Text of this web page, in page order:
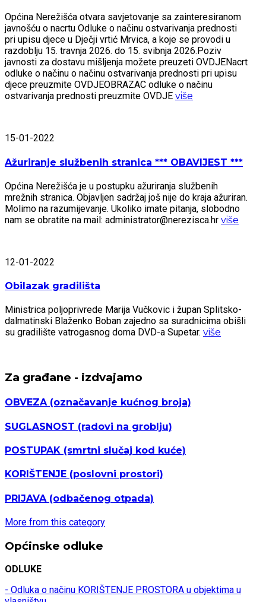
Općina Nerežišća otvara savjetovanje sa zainteresiranom
javnošću o nacrtu Odluke o načinu ostvarivanja prednosti
pri upisu djece u Dječji vrtić Mrvica, a koje se provodi u
razdoblju 15. travnja 2026. do 15. svibnja 2026.Poziv
javnosti za dostavu mišljenja možete preuzeti OVDJENacrt
odluke o načinu o načinu ostvarivanja prednosti pri upisu
djece preuzmite OVDJEOBRAZAC odluke o načinu
ostvarivanja prednosti preuzmite OVDJE više
15-01-2022
Ažuriranje službenih stranica *** OBAVIJEST ***
Općina Nerežišća je u postupku ažuriranja službenih
mrežnih stranica. Objavljen sadržaj još nije do kraja ažuriran.
Molimo na razumijevanje. Ukoliko imate pitanja, slobodno
nam se obratite na mail: administrator@nerezisca.hr više
12-01-2022
Obilazak gradilišta
Ministrica poljoprivrede Marija Vučkovic i župan Splitsko-
dalmatinski Blaženko Boban zajedno sa suradnicima obišli
su gradilište vatrogasnog doma DVD-a Supetar. više
Za građane - izdvajamo
OBVEZA(označavanje kućnog broja)
SUGLASNOST (radovi na groblju)
POSTUPAK (smrtni slučaj kod kuće)
KORIŠTENJE (poslovni prostori)
PRIJAVA (odbačenog otpada)
More from this category
Općinske odluke
ODLUKE
- Odluka o načinu KORIŠTENJE PROSTORA u objektima u